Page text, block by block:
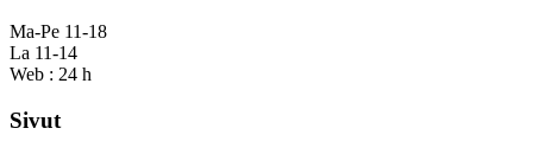
Ma-Pe 11-18
La 11-14
Web : 24 h
Sivut